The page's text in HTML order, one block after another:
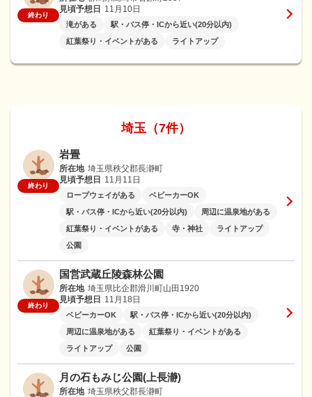
終わり
見頃予想日
11月10日
滝がある
駅・バス停・ICから近い(20分以内)
紅葉祭り・イベントがある
ライトアップ
埼玉（7件）
終わり
岩畳
所在地 埼玉県秩父郡長瀞町
見頃予想日
11月11日
ロープウェイがある
ベビーカーOK
駅・バス停・ICから近い(20分以内)
周辺に温泉地がある
紅葉祭り・イベントがある
寺・神社
ライトアップ
公園
終わり
国営武蔵丘陵森林公園
所在地 埼玉県比企郡滑川町山田1920
見頃予想日
11月18日
ベビーカーOK
駅・バス停・ICから近い(20分以内)
周辺に温泉地がある
紅葉祭り・イベントがある
ライトアップ
公園
月の石もみじ公園(上長瀞)
所在地 埼玉県秩父郡長瀞町